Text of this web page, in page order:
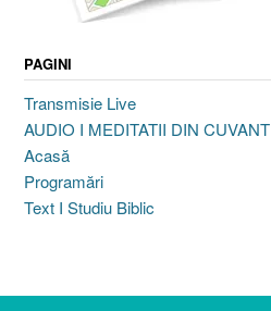
PAGINI
Transmisie Live
AUDIO I MEDITATII DIN CUVANT
Acasă
Programări
Text I Studiu Biblic